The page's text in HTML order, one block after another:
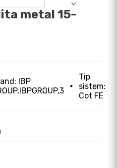
metal 15-
IBP
Tip
sistem:
Cot FE